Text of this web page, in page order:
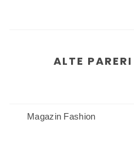
ALTE
Magazin Fashion